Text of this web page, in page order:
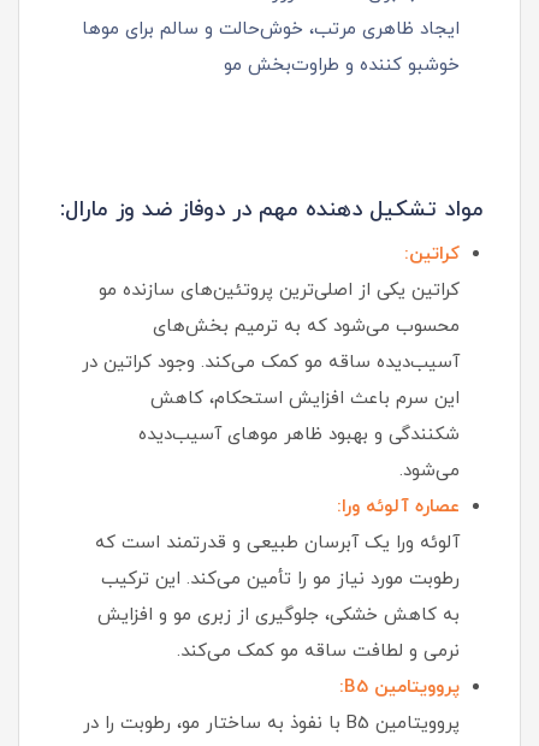
ایجاد ظاهری مرتب، خوش‌حالت و سالم برای موها
خوشبو کننده و طراوت‌بخش مو
مواد تشکیل دهنده مهم در دوفاز ضد وز مارال:
کراتین:
کراتین یکی از اصلی‌ترین پروتئین‌های سازنده مو
محسوب می‌شود که به ترمیم بخش‌های
آسیب‌دیده ساقه مو کمک می‌کند. وجود کراتین در
این سرم باعث افزایش استحکام، کاهش
شکنندگی و بهبود ظاهر موهای آسیب‌دیده
می‌شود.
عصاره آلوئه ورا:
آلوئه ورا یک آبرسان طبیعی و قدرتمند است که
رطوبت مورد نیاز مو را تأمین می‌کند. این ترکیب
به کاهش خشکی، جلوگیری از زبری مو و افزایش
نرمی و لطافت ساقه مو کمک می‌کند.
پروویتامین B5:
پروویتامین B5 با نفوذ به ساختار مو، رطوبت را در